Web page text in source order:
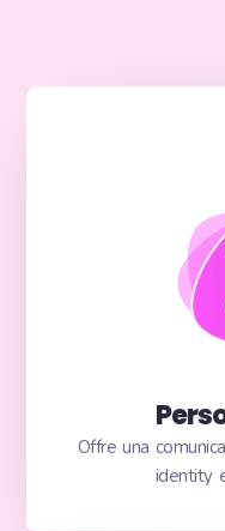
Offre una
identity